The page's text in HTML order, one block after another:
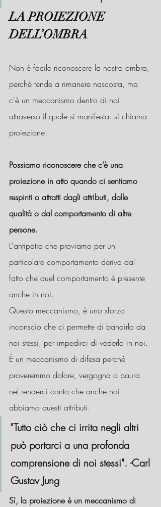
LA PROIEZIONE
DELL’OMBRA
Non è facile riconoscere la nostra ombra,
perché tende a rimanere nascosta, ma
c'è un meccanismo dentro di noi
attraverso il quale si manifesta: si chiama
proiezione!
Possiamo riconoscere che c’è una
proiezione in atto quando ci sentiamo
respinti o attratti dagli attributi, dalle
qualità o dal comportamento di altre
persone.
L'antipatia che proviamo per un
particolare comportamento deriva dal
fatto che quel comportamento è presente
anche in noi.
Questo meccanismo, è uno sforzo
inconscio che ci permette di bandirlo da
noi stessi, per impedirci di vederlo in noi.
È un meccanismo di difesa perché
proveremmo dolore, vergogna o paura
nel renderci conto che anche noi
abbiamo questi attributi.
"Tutto ciò che ci irrita negli altri
può portarci a una profonda
comprensione di noi stessi". -Carl
Gustav Jung
Sì, la proiezione è un meccanismo di